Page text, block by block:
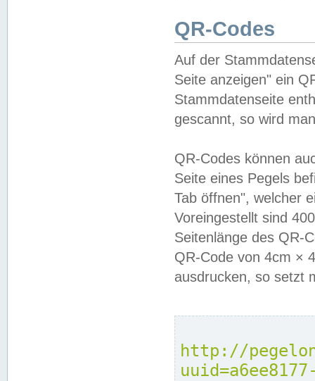
QR-Codes
Auf der
Seite anzeigen" ein
Stammdatenseite
gescannt, so wird
QR-Codes können
Seite eines Pegels
Tab öffnen", welcher
Voreingestellt sind
Seitenlänge des QR-
QR-Code von 4cm ×
ausdrucken, so setzt
http://